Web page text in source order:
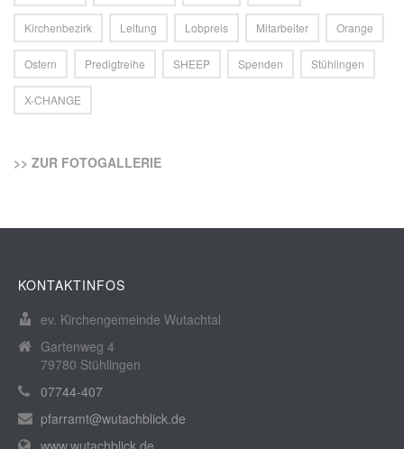
Kirchenbezirk Leitung Lobpreis Mitarbeiter Orange
Ostern Predigtreihe SHEEP Spenden Stühlingen
X-CHANGE
>> ZUR FOTOGALLERIE
KONTAKTINFOS
ev. Kirchengemeinde Wutachtal
Gartenweg 4
79780 Stühlingen
07744-407
pfarramt@wutachblick.de